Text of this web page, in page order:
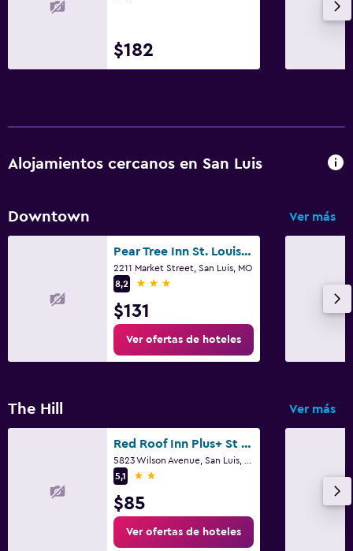
$182
Alojamientos cercanos en San Luis
Downtown Ver más
Pear Tree Inn St. Louis Near Union Station
2211 Market Street, San Luis, MO
8,2
3 estrellas
$131
Ver ofertas de hoteles
The Hill Ver más
Red Roof Inn Plus+ St Louis - Forest Park/ Hampton Ave
5,1
2 estrellas
$85
Ver ofertas de hoteles